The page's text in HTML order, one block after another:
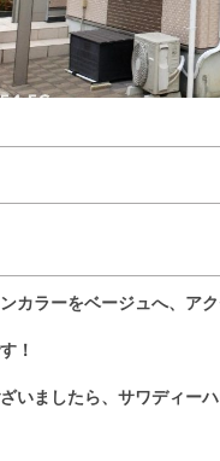
カラーをベージュへ、ア
！
いましたら、サワディー